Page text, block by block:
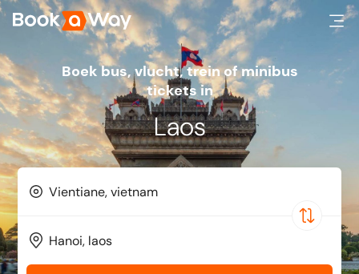
Boek bus, vlucht, trein of minibus
tickets in
Laos